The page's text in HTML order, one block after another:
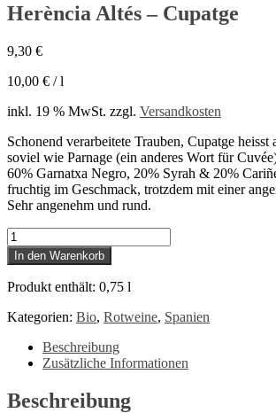
Herència Altés – Cupatge
9,30 €
10,00 € /l
inkl. 19 % MwSt. zzgl. Versandkosten
Schonend verarbeitete Trauben, Cupatge heisst
soviel wie Parnage (ein anderes Wort für
60% Garnatxa Negro, 20% Syrah & 20%
fruchtig im Geschmack, trotzdem mit einer
Sehr angenehm und rund.
Herència
Altés
-
Cupatge
In den Warenkorb
Produkt enthält: 0,75 l
Kategorien: Bio, Rotweine, Spanien
Beschreibung
Zusätzliche Informationen
Beschreibung